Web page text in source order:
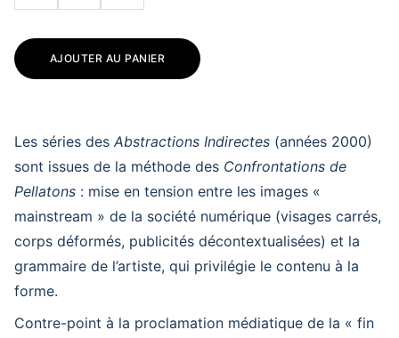
AJOUTER AU PANIER
Les séries des Abstractions Indirectes (années 2000)
sont issues de la méthode des Confrontations de
Pellatons : mise en tension entre les images «
mainstream » de la société numérique (visages carrés,
corps déformés, publicités décontextualisées) et la
grammaire de l’artiste, qui privilégie le contenu à la
forme.
Contre-point à la proclamation médiatique de la « fin